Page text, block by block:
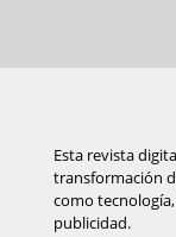
Esta revista
transformación
como
publicidad.